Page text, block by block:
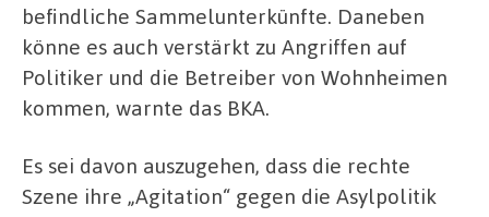
befindliche Sammelunterkünfte. Daneben
könne es auch verstärkt zu Angriffen auf
Politiker und die Betreiber von Wohnheimen
kommen, warnte das BKA.
Es sei davon auszugehen, dass die rechte
Szene ihre „Agitation“ gegen die Asylpolitik